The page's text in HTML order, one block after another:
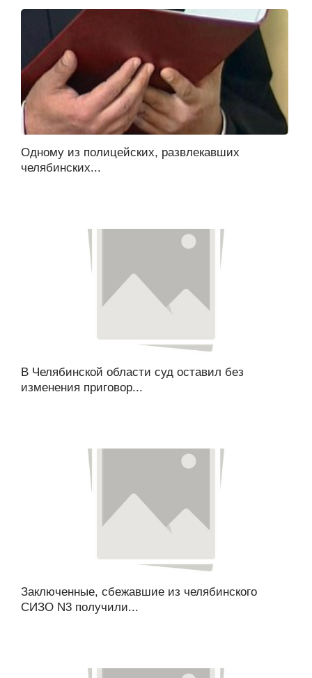
Одному из полицейских, развлекавших
челябинских...
В Челябинской области суд оставил без
изменения приговор...
Заключенные, сбежавшие из челябинского
СИЗО N3 получили...